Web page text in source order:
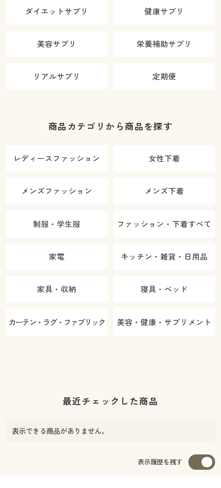
ダイエットサプリ 健康サプリ
美容サプリ 栄養補助サプリ
リアルサプリ 定期便
商品カテゴリから商品を探す
レディースファッション 女性下着
メンズファッション メンズ下着
制服・学生服 ファッション・下着すべて
家電 キッチン・雑貨・日用品
家具・収納 寝具・ベッド
カーテン・ラグ・ファブリック 美容・健康・サプリメント
最近チェックした商品
表示できる商品がありません。
表示履歴を残す